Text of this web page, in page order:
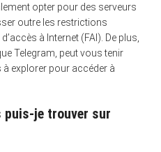
opter pour des serveurs
outre les restrictions
à Internet (FAI). De plus,
Telegram, peut vous tenir
explorer pour accéder à
puis-je trouver sur